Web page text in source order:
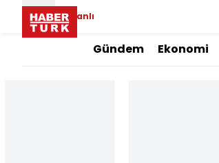
Canlı
Gündem Ekonomi